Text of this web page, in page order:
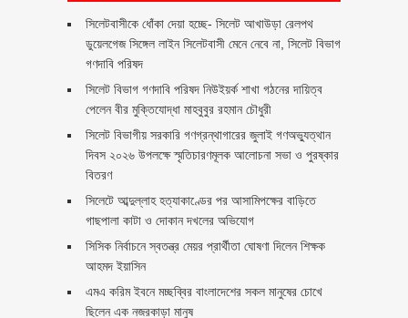
‎সিলেটবাসীকে ধোঁকা দেয়া হচ্ছে- সিলেট আখাউড়া রেলপথ
ডুয়েলগেজ সিঙ্গেল লাইন সিলেটবাসী মেনে নেবে না, সিলেট বিভাগ
গণদাবি পরিষদ
সিলেট বিভাগ গণদাবি পরিষদ নিউইয়র্ক শাখা গঠনের দায়িত্ব
পেলেন বীর মুক্তিযোদ্ধা মাহবুবুর রহমান চৌধুরী ‎ ‎
সিলেট বিভাগীয় সরকারি গণগ্রন্থাগারের জুলাই গণঅভ্যুত্থান
দিবস ২০২৬ উপলক্ষে স্মৃতিচারণমূলক আলোচনা সভা ও পুরষ্কার
বিতরণ ‎ ‎
সিলেটে আব্দুল্লাহ হত্যাকাণ্ডের পর আসামিপক্ষের বাড়িতে
গাছপালা কাটা ও দোকান দখলের অভিযোগ
সিসিক নির্বাচনে স্বতন্ত্র মেয়র প্রার্থীতা ঘোষণা দিলেন শিক্ষক
আহমদ ইয়াসিন
এমএ করিম ইবনে মচ্ছব্বির বাংলাদেশের সকল মানুষের চোখে
ছিলেন এক নজরকাড়া মানুষ ‎